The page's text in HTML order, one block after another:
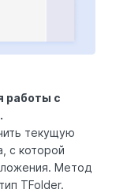
работы с
текущую
с которой
Метод
TFolder.